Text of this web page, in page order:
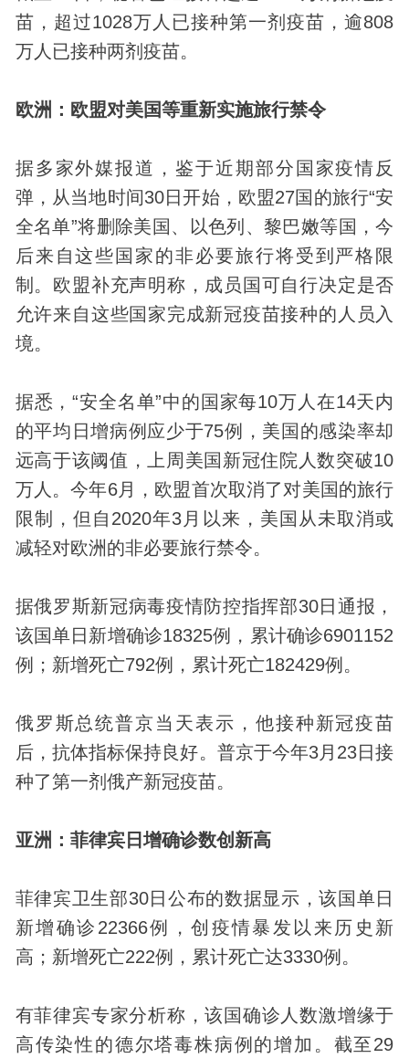
苗，超过1028万人已接种第一剂疫苗，逾808
万人已接种两剂疫苗。
欧洲：欧盟对美国等重新实施旅行禁令
据多家外媒报道，鉴于近期部分国家疫情反
弹，从当地时间30日开始，欧盟27国的旅行“安
全名单”将删除美国、以色列、黎巴嫩等国，今
后来自这些国家的非必要旅行将受到严格限
制。欧盟补充声明称，成员国可自行决定是否
允许来自这些国家完成新冠疫苗接种的人员入
境。
据悉，“安全名单”中的国家每10万人在14天内
的平均日增病例应少于75例，美国的感染率却
远高于该阈值，上周美国新冠住院人数突破10
万人。今年6月，欧盟首次取消了对美国的旅行
限制，但自2020年3月以来，美国从未取消或
减轻对欧洲的非必要旅行禁令。
据俄罗斯新冠病毒疫情防控指挥部30日通报，
该国单日新增确诊18325例，累计确诊6901152
例；新增死亡792例，累计死亡182429例。
俄罗斯总统普京当天表示，他接种新冠疫苗
后，抗体指标保持良好。普京于今年3月23日接
种了第一剂俄产新冠疫苗。
亚洲：菲律宾日增确诊数创新高
菲律宾卫生部30日公布的数据显示，该国单日
新增确诊22366例，创疫情暴发以来历史 新
高；新增死亡222例，累计死亡达3330例。
有菲律宾专家分析称，该国确诊人数激增缘于
高传染性的德尔塔毒株病例的增加。截至29